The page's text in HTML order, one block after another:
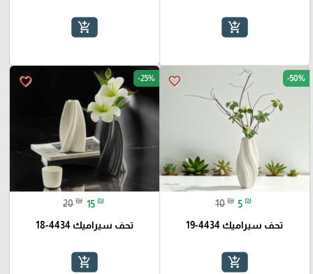
add_shopping_cart
add_shopping_cart
favorite_border -50%
10 ₪ 5 ₪
تحف سيراميك 4434-19
add_shopping_cart
favorite_border -25%
20 ₪ 15 ₪
تحف سيراميك 4434-18
add_shopping_cart